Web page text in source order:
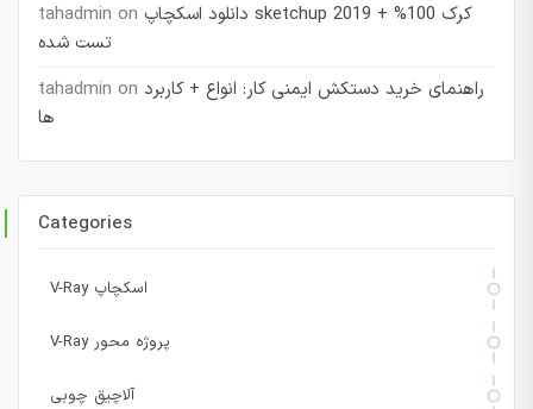
tahadmin on دانلود اسکچاپ sketchup 2019 + کرک 100%
تست شده
tahadmin on راهنمای خرید دستکش ایمنی کار: انواع + کاربرد
ها
Categories
V-Ray اسکچاپ
V-Ray پروژه محور
آلاچیق چوبی